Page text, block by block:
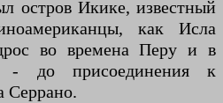
остров Икике, известный
как Исла
во времена Перу и в
- до присоединения к
Серрано.